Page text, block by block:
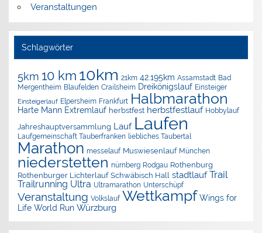
Veranstaltungen
Schlagwörter
5km 10 km 10km 21km 42.195km Assamstadt Bad
Mergentheim Blaufelden Crailsheim Dreikönigslauf Einsteiger
Einsteigerlauf Elpersheim Frankfurt Halbmarathon
Harte Mann Extremlauf herbstfest herbstfestlauf Hobbylauf
Jahreshauptversammlung Lauf Laufen
Laufgemeinschaft Tauberfranken liebliches Taubertal
Marathon messelauf Muswiesenlauf München
niederstetten nürnberg Rodgau Rothenburg
Rothenburger Lichterlauf Schwäbisch Hall stadtlauf Trail
Trailrunning Ultra Ultramarathon Unterschüpf
Veranstaltung Volkslauf Wettkampf Wings for
Life World Run Würzburg